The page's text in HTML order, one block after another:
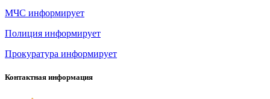
МЧС информирует
Полиция информирует
Прокуратура информирует
Контактная информация